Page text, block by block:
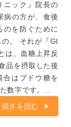
ニック』院長の
の方が、食後
のを防ぐために
。 それが『GI
は、血糖上昇反
品を摂取した後
はブドウ糖を
数字です。...
続きを読む